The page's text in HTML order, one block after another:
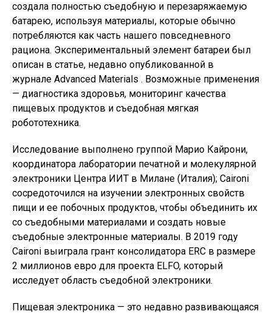
создала полностью съедобную и перезаряжаемую
батарею, используя материалы, которые обычно
потребляются как часть нашего повседневного
рациона. Экспериментальный элемент батареи был
описан в статье, недавно опубликованной в
журнале Advanced Materials . Возможные применения
— диагностика здоровья, мониторинг качества
пищевых продуктов и съедобная мягкая
робототехника.
Исследование выполнено группой Марио Кайрони,
координатора лаборатории печатной и молекулярной
электроники Центра ИИТ в Милане (Италия); Caironi
сосредоточился на изучении электронных свойств
пищи и ее побочных продуктов, чтобы объединить их
со съедобными материалами и создать новые
съедобные электронные материалы. В 2019 году
Caironi выиграла грант консолидатора ERC в размере
2 миллионов евро для проекта ELFO, который
исследует область съедобной электроники.
Пищевая электроника — это недавно развивающаяся